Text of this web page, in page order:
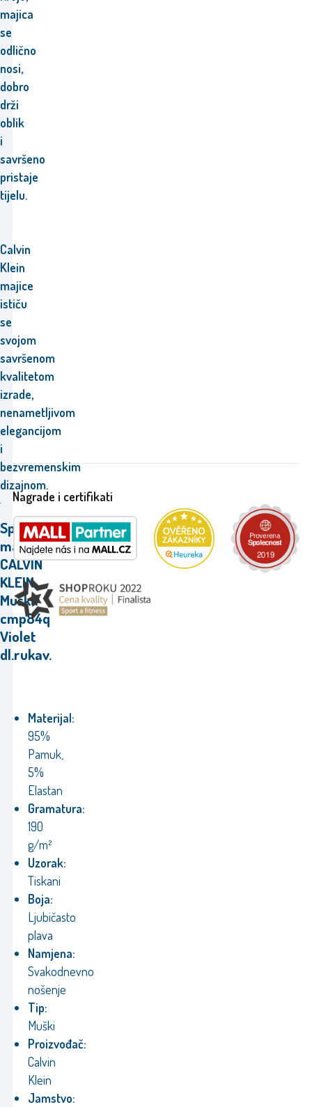
majica
se
odlično
nosi,
dobro
drži
oblik
i
savršeno
pristaje
tijelu.
Calvin
Klein
majice
ističu
se
svojom
savršenom
kvalitetom
izrade,
nenametljivom
elegancijom
i
bezvremenskim
dizajnom.
Specifikacije
majice
CALVIN
KLEIN
Muška
cmp84q
Violet
dl.rukav.
Materijal:
95%
Pamuk,
5%
Elastan
Gramatura:
190
g/m²
Uzorak:
Tiskani
Boja:
Ljubičasto
plava
Namjena:
Svakodnevno
nošenje
Tip:
Muški
Proizvođač:
Calvin
Klein
Jamstvo:
Nagrade i certifikati